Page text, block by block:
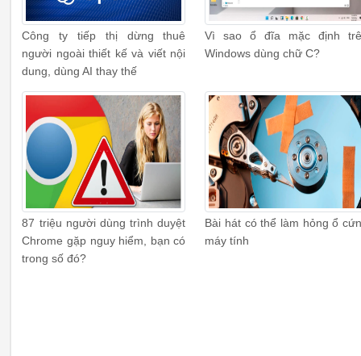
Công ty tiếp thị dừng thuê
người ngoài thiết kế và viết nội
dung, dùng AI thay thế
Vì sao ổ đĩa mặc định
Windows dùng chữ C?
87 triệu người dùng trình duyệt
Chrome gặp nguy hiểm, bạn có
trong số đó?
Bài hát có thể làm hỏng ổ
máy tính